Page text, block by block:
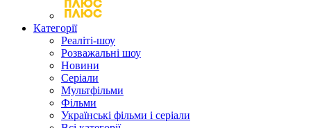
Категорії
Реаліті-шоу
Розважальні шоу
Новини
Серіали
Мультфільми
Фільми
Українські фільми і серіали